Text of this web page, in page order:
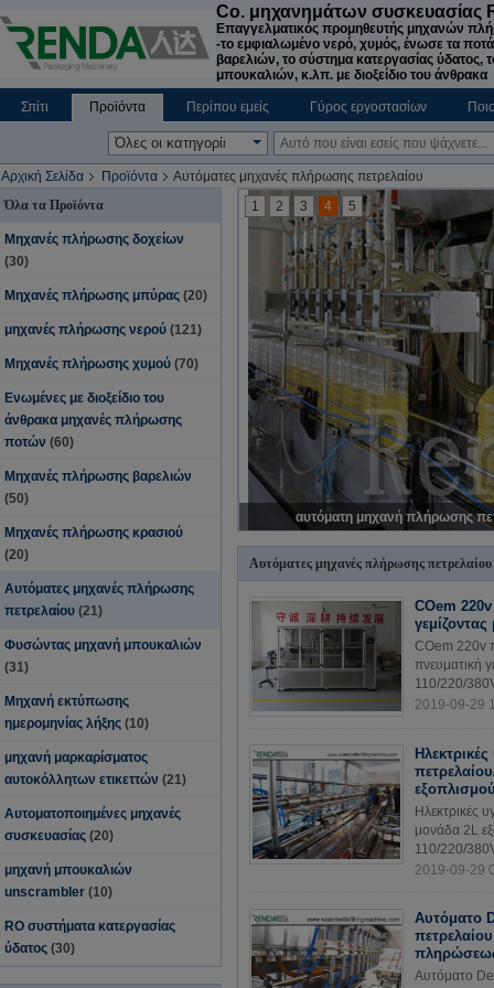
Co. μηχανημάτων συσκευασίας
Επαγγελματικός προμηθευτής μηχανών
-το εμφιαλωμένο νερό, χυμός, ένωσε τα
βαρελιών, το σύστημα κατεργασίας ύδατος,
μπουκαλιών, κ.λπ. με διοξείδιο του
Σπίτι Προϊόντα Περίπου εμείς Γύρος εργοστασίων
Ειδήσεις επιχείρησης
Αρχική Σελίδα Προϊόντα
Αυτόματες μηχανές πλήρωσης πετρελαίου
Όλα τα Προϊόντα
Μηχανές πλήρωσης δοχείων
(30)
Μηχανές πλήρωσης μπύρας (20)
μηχανές πλήρωσης νερού (121)
Μηχανές πλήρωσης χυμού (70)
Ενωμένες με διοξείδιο του
άνθρακα μηχανές πλήρωσης
ποτών (60)
Μηχανές πλήρωσης βαρελιών
(50)
Μηχανές πλήρωσης κρασιού
(20)
Αυτόματες μηχανές πλήρωσης
πετρελαίου (21)
Φυσώντας μηχανή μπουκαλιών
(31)
Μηχανή εκτύπωσης
ημερομηνίας λήξης (10)
μηχανή μαρκαρίσματος
αυτοκόλλητων ετικεττών (21)
Αυτοματοποιημένες μηχανές
συσκευασίας (20)
μηχανή μπουκαλιών
unscrambler (10)
RO συστήματα κατεργασίας
ύδατος (30)
1 2 3 4 5
Αυτόματες μηχανές πλήρωσης πετρελαίου
COem
COem 220v
πνευματική
110/220/
2019-09-29
Ηλεκτρικές
μονάδα 2L
110/220/
2019-09-29
Αυτόματο
Αυτόματο